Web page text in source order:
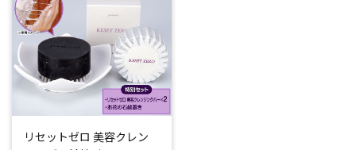
リセットゼロ 美容クレン